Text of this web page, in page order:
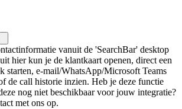
vanuit de 'SearchBar' desktop
hier kun je de klantkaart openen, direct een
starten, e-mail/WhatsApp/Microsoft Teams
de call historie inzien. Heb je deze functie
nog niet beschikbaar voor jouw integratie?
met ons op.